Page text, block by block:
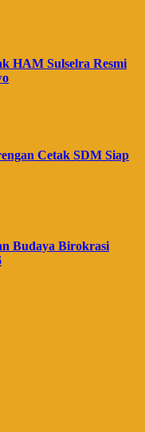
HAM Sulselra Resmi
Cetak SDM Siap
Budaya Birokrasi